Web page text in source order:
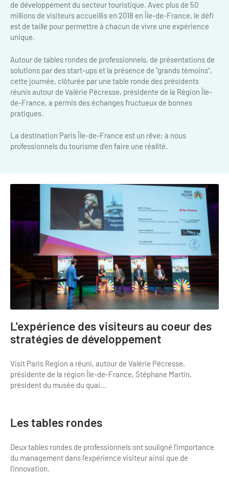
Clientèles lointaines
Clientèles spécifiques
Etudes thématiques
Dispositifs d'enquêtes
Chiffres clés de la destination
La liste des OT d'Île-de-France
APIDAE
Formations
Mode d'emploi formations
Formations inter-filières
Formations OT
Webinaires
E-learning
Bilan des actions de professionnalisation
Améliorer l’expérience de vos visiteurs
Besoins et attentes des visiteurs
Améliorer la qualité
Partage d'expériences professionnelles
Labels, Certifications et Normes
Accessibilité
Comment se rendre accessible?
Restaurants impressionnistes
Hébergements impressionnistes
Offre de la destination
Activités
Musée - Monuments - Châteaux
Croisiéristes/Bateaux
Expériences et visites
Grands magasins et outlets
City Tours
Incentive et team building
Logistique
Agences Réceptives et évènementielles
Guides et interprètes
Services, Wifi, cartes
Autocaristes/Transporteurs/transféristes
Newsletter BtoB
de développement du secteur touristique. Avec plus de 50
millions de visiteurs accueillis en 2018 en Île-de-France, le défi
est de taille pour permettre à chacun de vivre une expérience
unique.
Autour de tables rondes de professionnels, de présentations de
solutions par des start-ups et la présence de "grands témoins",
cette journée, clôturée par une table ronde des présidents
réunis autour de Valérie Pécresse, présidente de la Région Île-
de-France, a permis des échanges fructueux de bonnes
pratiques.
La destination Paris Île-de-France est un rêve; à nous
professionnels du tourisme d'en faire une réalité.
L'expérience des visiteurs au coeur des
stratégies de développement
Visit Paris Region a réuni, autour de Valérie Pécresse,
présidente de la région Île-de-France, Stéphane Martin,
président du musée du quai...
Les tables rondes
Deux tables rondes de professionnels ont souligné l'importance
du management dans l'expérience visiteur ainsi que de
l'innovation.